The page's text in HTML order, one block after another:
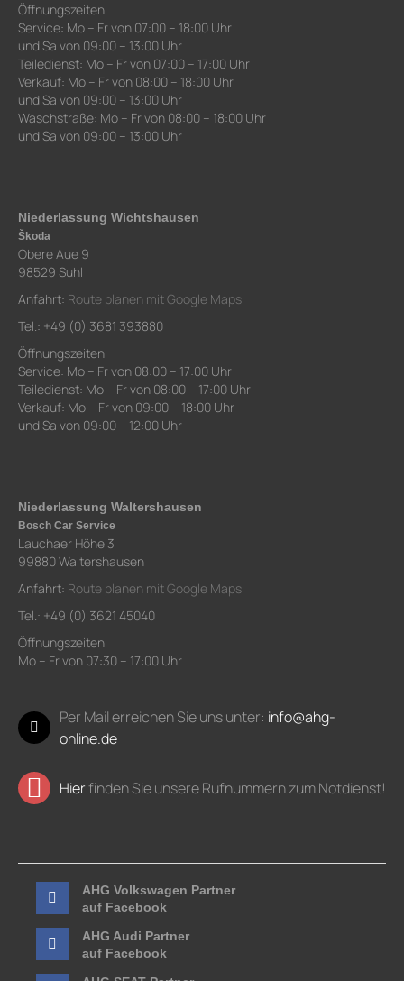
Öffnungszeiten
Service: Mo – Fr von 07:00 – 18:00 Uhr
und Sa von 09:00 – 13:00 Uhr
Teiledienst: Mo – Fr von 07:00 – 17:00 Uhr
Verkauf: Mo – Fr von 08:00 – 18:00 Uhr
und Sa von 09:00 – 13:00 Uhr
Waschstraße: Mo – Fr von 08:00 – 18:00 Uhr
und Sa von 09:00 – 13:00 Uhr
Niederlassung Wichtshausen
Škoda
Obere Aue 9
98529 Suhl
Anfahrt: Route planen mit Google Maps
Tel.: +49 (0) 3681 393880
Öffnungszeiten
Service: Mo – Fr von 08:00 – 17:00 Uhr
Teiledienst: Mo – Fr von 08:00 – 17:00 Uhr
Verkauf: Mo – Fr von 09:00 – 18:00 Uhr
und Sa von 09:00 – 12:00 Uhr
Niederlassung Waltershausen
Bosch Car Service
Lauchaer Höhe 3
99880 Waltershausen
Anfahrt: Route planen mit Google Maps
Tel.: +49 (0) 3621 45040
Öffnungszeiten
Mo – Fr von 07:30 – 17:00 Uhr
Per Mail erreichen Sie uns unter: info@ahg-
online.de
Hierfinden Sie unsere Rufnummern zum Notdienst!
AHG Volkswagen Partner
auf Facebook
AHG Audi Partner
auf Facebook